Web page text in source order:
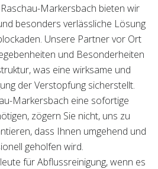
Markersbach bieten wir
besonders verlässliche Lösung
Unsere Partner vor Ort
und Besonderheiten
was eine wirksame und
der Verstopfung sicherstellt.
Markersbach eine sofortige
zögern Sie nicht, uns zu
dass Ihnen umgehend und
geholfen wird.
für Abflussreinigung, wenn es